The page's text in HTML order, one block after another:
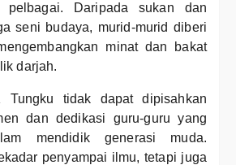
pelbagai. Daripada sukan dan
seni budaya, murid-murid diberi
minat dan bakat
darjah.
Tungku tidak dapat dipisahkan
dan dedikasi guru-guru yang
mendidik generasi muda.
penyampai ilmu, tetapi juga